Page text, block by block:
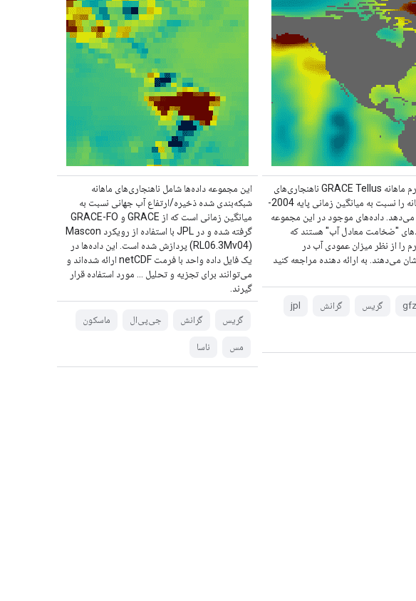
شبکه‌های جرم ماهانه GRACE Tellus ناهنجاری‌های
گرانشی ماهانه را نسبت به میانگین زمانی پایه 2004-
می‌دهد. داده‌های موجود در این مجموعه
"ضخامت معادل آب" هستند که
را از نظر میزان عمودی آب در
می‌دهند. به ارائه دهنده مراجعه کنید
gfz گریس گرانش jpl
این مجموعه داده‌ها شامل ناهنجاری‌های ماهانه
شبکه‌بندی شده ذخیره/ارتفاع آب جهانی نسبت به
میانگین زمانی است که از GRACE و GRACE-FO
گرفته شده و در JPL با استفاده از رویکرد Mascon
(RL06.3Mv04) پردازش شده است. این داده‌ها در
یک فایل داده واحد با فرمت netCDF ارائه شده‌اند و
می‌توانند برای تجزیه و تحلیل ... مورد استفاده قرار
گیرند.
گریس گرانش جی‌پی‌ال ماسکون
مس ناسا